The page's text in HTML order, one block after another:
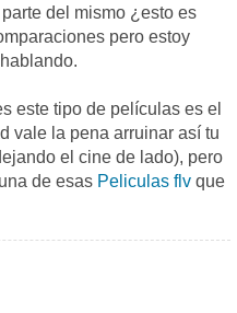
del mismo ¿esto es
pero estoy
este tipo de películas es el
vale la pena arruinar así tu
el cine de lado), pero
de esas Peliculas flv que